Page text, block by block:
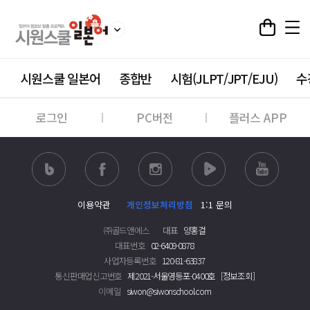
시원스쿨 일본어 종합반 시험(JLPT/JPT/EJU)
로그인 PC버전 플러스 APP
이용약관 개인정보처리방침
1:1 문의
㈜골드앤에스
대표 양홍걸
대표번호 02-6409-0878
사업자등록번호 120-81-63837
통신판매업신고번호 제2021-서울영등포-0400호 [정보조회]
이메일 siwon@siwonschool.com